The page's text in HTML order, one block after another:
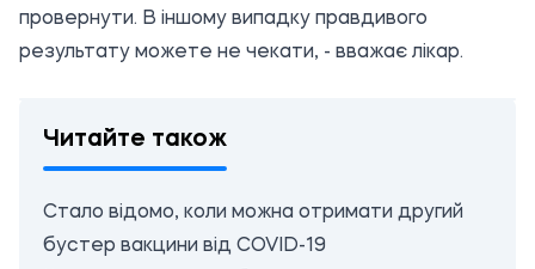
провернути. В іншому випадку правдивого
результату можете не чекати, - вважає лікар.
Читайте також
Стало відомо, коли можна отримати другий
бустер вакцини від COVID-19